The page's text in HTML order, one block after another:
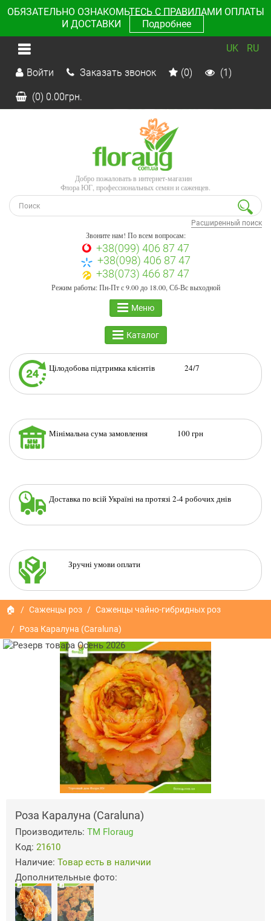
ОБЯЗАТЕЛЬНО ОЗНАКОМЬТЕСЬ С ПРАВИЛАМИ ОПЛАТЫ
И ДОСТАВКИ
Подробнее
UK RU
Войти Заказать звонок (0) (1)
(0) 0.00грн.
Добро пожаловать в интернет-магазин
Флора ЮГ, профессиональных семян и саженцев.
Расширенный поиск
Звоните нам! По всем вопросам:
+38(099) 406 87 47
+38(098) 406 87 47
+38(073) 466 87 47
Режим работы: Пн-Пт с 9.00 до 18.00, Сб-Вс выходной
Меню
Каталог
Цілодобова підтримка клієнтів 24/7
Мінімальна сума замовлення 100 грн
Доставка по всій Україні на протязі 2-4 робочих днів
Зручні умови оплати
🏠 Саженцы роз
Саженцы чайно-гибридных роз
Роза Каралуна (Caraluna)
Роза Каралуна (Caraluna)
Производитель: ТМ Floraug
Код: 21610
Наличие: Товар есть в наличии
Дополнительные фото: